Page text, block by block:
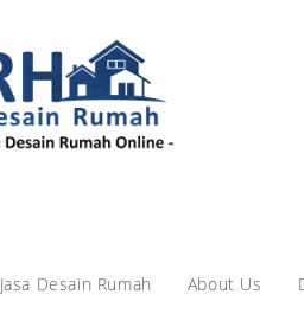
Jasa Desain Rumah About Us